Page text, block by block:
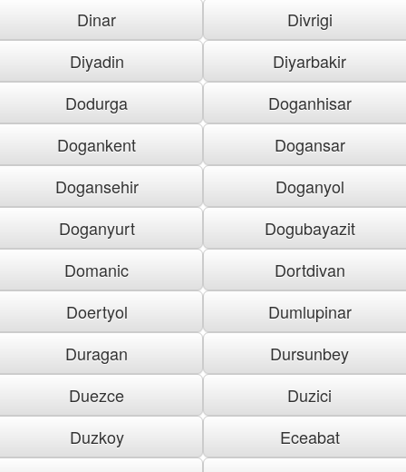
Dinar
Divrigi
Diyadin
Diyarbakir
Dodurga
Doganhisar
Dogankent
Dogansar
Dogansehir
Doganyol
Doganyurt
Dogubayazit
Domanic
Dortdivan
Doertyol
Dumlupinar
Duragan
Dursunbey
Duezce
Duzici
Duzkoy
Eceabat